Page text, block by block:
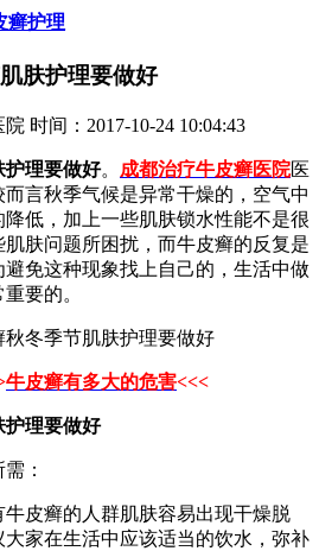
癣护理
肤护理要做好
时间：2017-10-24 10:04:43
护理要做好。 成都治疗牛皮癣医院医
言秋季气候是异常干燥的，空气中
低，加上一些肌肤锁水性能不是很
肤问题所困扰，而牛皮癣的反复是
免这种现象找上自己的，生活中做
要的。
牛皮癣有多大的危害<<<
护理要做好
：
皮癣的人群肌肤容易出现干燥脱
家在生活中应该适当的饮水，弥补